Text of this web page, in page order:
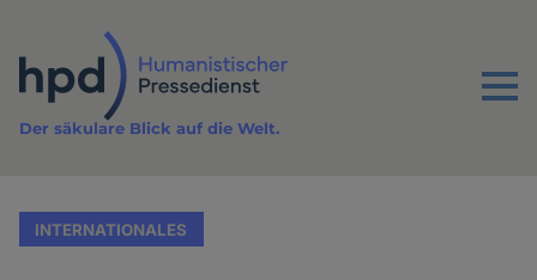
Inhalt
Menu
Der säkulare Blick auf die Welt.
INTERNATIONALES